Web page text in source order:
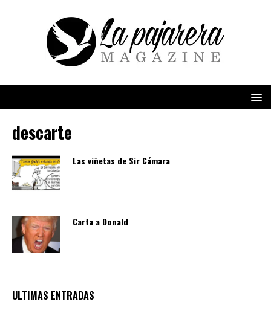
descarte
Las viñetas de Sir Cámara
Carta a Donald
ULTIMAS ENTRADAS